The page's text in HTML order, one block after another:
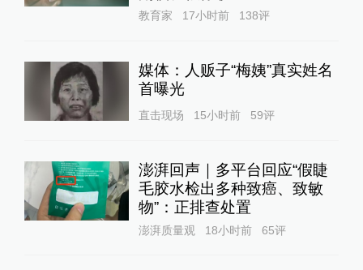
教育家 17小时前 138评
媒体：人贩子“梅姨”真实姓名
首曝光
直击现场 15小时前 59评
澎湃回声｜多平台回应“假睫
毛胶水检出多种致癌、致敏
物”：正排查处置
澎湃质量观 18小时前 65评